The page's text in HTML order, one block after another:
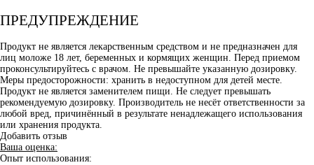
ПРЕДУПРЕЖДЕНИЕ
Продукт не является лекарственным средством и не предназначен для
лиц моложе 18 лет, беременных и кормящих женщин. Перед приемом
проконсультируйтесь с врачом. Не превышайте указанную дозировку.
Меры предосторожности: хранить в недоступном для детей месте.
Продукт не является заменителем пищи. Не следует превышать
рекомендуемую дозировку. Производитель не несёт ответственности за
любой вред, причинённый в результате ненадлежащего использования
или хранения продукта.
Добавить отзыв
Ваша оценка:
Опыт использования: